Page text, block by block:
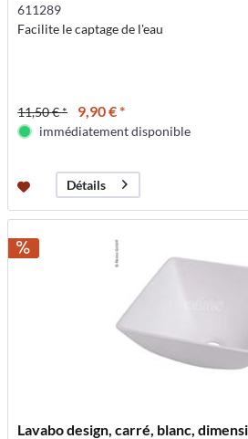
611289
Facilite le captage de l'eau
11,50 € * 9,90 € *
immédiatement disponible
Détails
Lavabo design, carré, blanc,